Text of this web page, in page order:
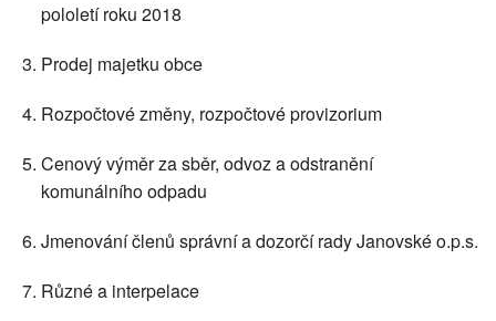
pololetí roku 2018
Prodej majetku obce
Rozpočtové změny, rozpočtové provizorium
Cenový výměr za sběr, odvoz a odstranění
komunálního odpadu
Jmenování členů správní a dozorčí rady Janovské o.p.s.
Různé a interpelace